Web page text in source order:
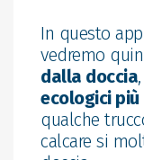
In questo
vedremo
dalla doccia
ecologici
qualche
calcare si